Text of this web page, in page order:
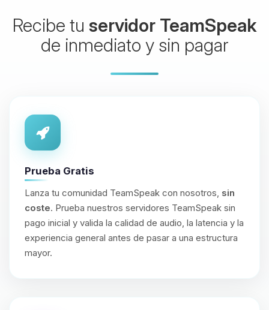
Recibe tu servidor TeamSpeak
de inmediato y sin pagar
Prueba Gratis
Lanza tu comunidad TeamSpeak con nosotros, sin
coste. Prueba nuestros servidores TeamSpeak sin
pago inicial y valida la calidad de audio, la latencia y la
experiencia general antes de pasar a una estructura
mayor.